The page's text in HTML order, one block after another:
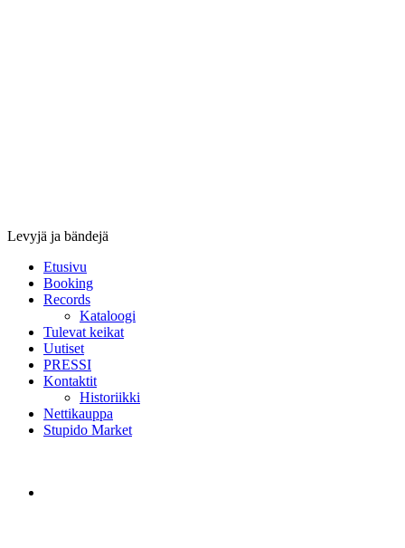
Levyjä ja bändejä
Etusivu
Booking
Records
Kataloogi
Tulevat keikat
Uutiset
PRESSI
Kontaktit
Historiikki
Nettikauppa
Stupido Market